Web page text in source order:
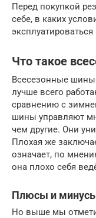
Перед покупкой
себе, в каких
Что такое
Всесезонные шины
лучше всего
сравнению с
шины управляют
чем другие. Они
Плохая же
означает, по
она плохо себя
Плюсы и
Но выше мы